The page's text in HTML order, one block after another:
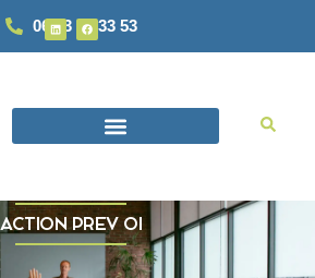
06 93 87 33 53
ACTION PREV OI